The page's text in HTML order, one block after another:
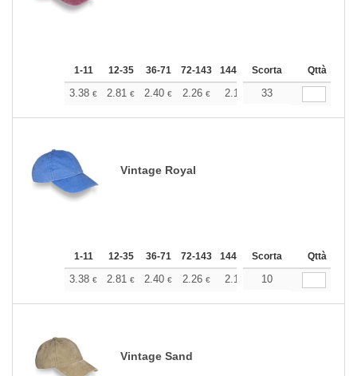
1-11 12-35 36-71 72-143 144-287 288 + Altri
Scorta Qttà
3.38 € 2.81 € 2.40 € 2.26 € 2.14 2.12
33
Vintage Royal
1-11 12-35 36-71 72-143 144-287 288 + Altri
Scorta Qttà
3.38 € 2.81 € 2.40 € 2.26 € 2.14 2.12
10
Vintage Sand